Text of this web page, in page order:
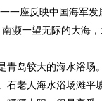
一座反映中国海军
濒一望无际的大海
岛较大的海水浴
老人海水浴场滩